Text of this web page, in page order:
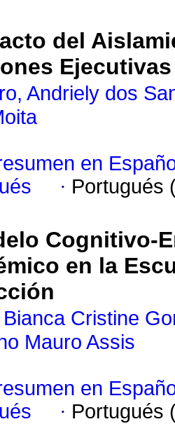
del
Andriely dos
en
· Portugués
Cognitivo-
en la
Cristine
Mauro Assis
en
· Portugués